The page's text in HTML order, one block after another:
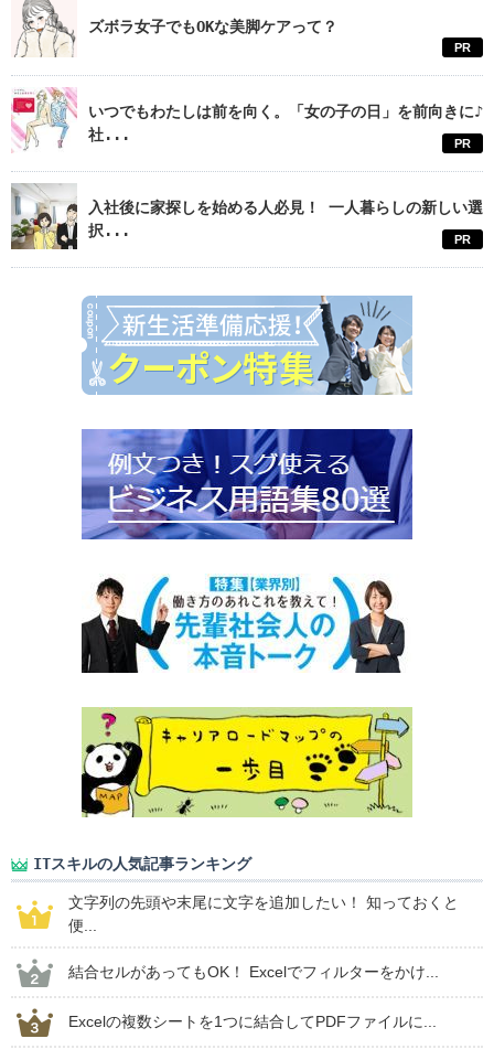
ズボラ女子でもOKな美脚ケアって？
PR
いつでもわたしは前を向く。「女の子の日」を前向きに♪
社...
PR
入社後に家探しを始める人必見！ 一人暮らしの新しい選
択...
PR
ITスキルの人気記事ランキング
文字列の先頭や末尾に文字を追加したい！ 知っておくと
便...
結合セルがあってもOK！ Excelでフィルターをかけ...
Excelの複数シートを1つに結合してPDFファイルに...